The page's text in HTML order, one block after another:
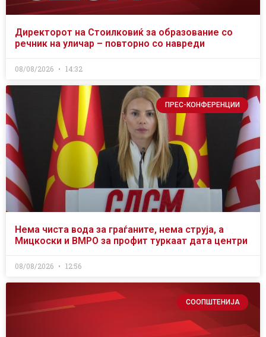
Директорот на Стоилковиќ за образование со
речник на уличар – повторно со навреди
08/08/2026 14:32
ПРЕС-КОНФЕРЕНЦИИ
Нема чиста вода за граѓаните, нема струја, а
Мицкоски и ВМРО за профит туркаат дата центри
08/08/2026 12:56
СООПШТЕНИЈА